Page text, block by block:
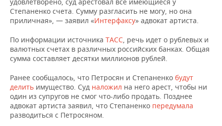
КОМУ ПРИНАДЛЕЖАТ
ТОРГОВЫЕ ЦЕНТРЫ
БЮДЖЕТ
ИНВЕСТИЦИИ
АГРОПРОМ
МАШИНОСТРОЕНИЕ
НЕФТЕХИМИЯ
ОПК
ЭНЕРГЕТИКА
НОВОСТИ АВТО
БИЗНЕС
НОВОСТИ БИЗНЕСА
РОЗНИЧНАЯ ТОРГОВЛЯ
ТРАНСПОРТ
УСЛУГИ
ТЕХНОЛОГИИ
НОВОСТИ ТЕХНОЛОГИЙ
IT
МЕДИА
МЕРОПРИЯТИЯ
НОВОСТИ МЕРОПРИЯТИЙ
ВЫЕЗДНАЯ РЕДАКЦИЯ
СПОРТ
НОВОСТИ СПОРТА
ОБЩЕСТВО
Степаненко счета. Сумму разгласить не могу, но она
приличная», — заявил «Интерфаксу» адвокат артиста.
По информации источника ТАСС, речь идет о рублевых и
валютных счетах в различных российских банках. Общая
сумма составляет десятки миллионов рублей.
Ранее сообщалось, что Петросян и Степаненко будут
делить имущество. Суд наложил на него арест, чтобы ни
один из супругов не смог что-либо продать. Позднее
адвокат артиста заявил, что Степаненко передумала
разводиться с Петросяном.